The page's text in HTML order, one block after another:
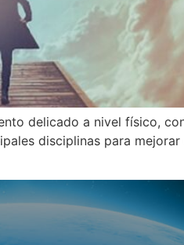
delicado a nivel físico,
disciplinas para